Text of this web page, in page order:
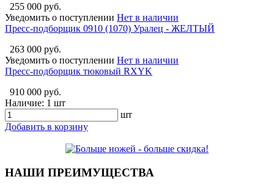
255 000 руб.
Уведомить о поступлении Нет в наличии
Пресс-подборщик 0910 (1070) Уралец - ЖЕЛТЫЙ
263 000 руб.
Уведомить о поступлении Нет в наличии
Пресс-подборщик тюковый RXYK
910 000 руб.
Наличие: 1 шт
шт
Добавить в корзину
НАШИ ПРЕИМУЩЕСТВА